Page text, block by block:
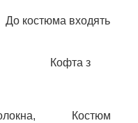
з
волокна, Костюм